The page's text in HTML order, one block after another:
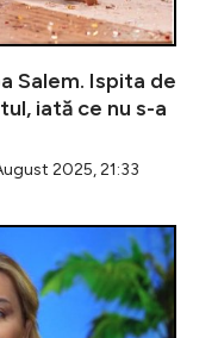
Salem. Ispita de
iată ce nu s-a
2025, 21:33